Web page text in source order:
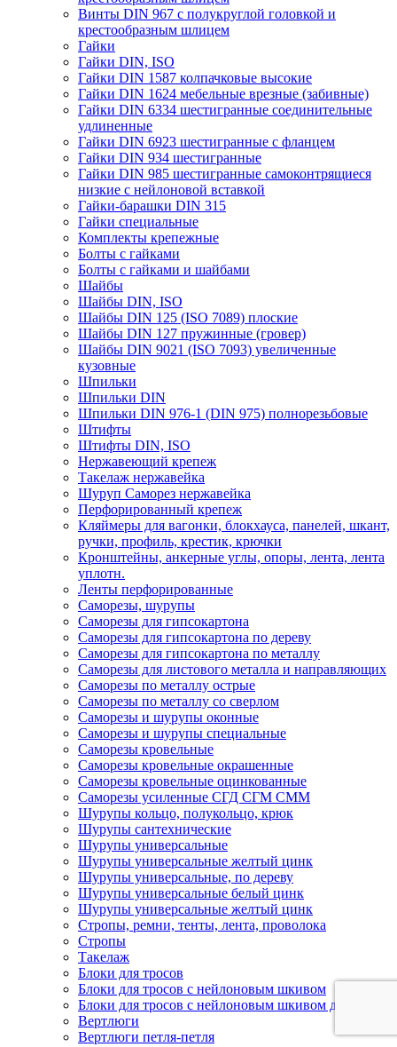
Винты DIN 967 с полукруглой головкой и
крестообразным шлицем
Гайки
Гайки DIN, ISO
Гайки DIN 1587 колпачковые высокие
Гайки DIN 1624 мебельные врезные (забивные)
Гайки DIN 6334 шестигранные соединительные
удлиненные
Гайки DIN 6923 шестигранные с фланцем
Гайки DIN 934 шестигранные
Гайки DIN 985 шестигранные самоконтрящиеся
низкие с нейлоновой вставкой
Гайки-барашки DIN 315
Гайки специальные
Комплекты крепежные
Болты с гайками
Болты с гайками и шайбами
Шайбы
Шайбы DIN, ISO
Шайбы DIN 125 (ISO 7089) плоские
Шайбы DIN 127 пружинные (гровер)
Шайбы DIN 9021 (ISO 7093) увеличенные
кузовные
Шпильки
Шпильки DIN
Шпильки DIN 976-1 (DIN 975) полнорезьбовые
Штифты
Штифты DIN, ISO
Нержавеющий крепеж
Такелаж нержавейка
Шуруп Саморез нержавейка
Перфорированный крепеж
Кляймеры для вагонки, блокхауса, панелей, шкант,
ручки, профиль, крестик, крючки
Кронштейны, анкерные углы, опоры, лента, лента
уплотн.
Ленты перфорированные
Саморезы, шурупы
Саморезы для гипсокартона
Саморезы для гипсокартона по дереву
Саморезы для гипсокартона по металлу
Саморезы для листового металла и направляющих
Саморезы по металлу острые
Саморезы по металлу со сверлом
Саморезы и шурупы оконные
Саморезы и шурупы специальные
Саморезы кровельные
Саморезы кровельные окрашенные
Саморезы кровельные оцинкованные
Саморезы усиленные СГД СГМ СММ
Шурупы кольцо, полукольцо, крюк
Шурупы сантехнические
Шурупы универсальные
Шурупы универсальные желтый цинк
Шурупы универсальные, по дереву
Шурупы универсальные белый цинк
Шурупы универсальные желтый цинк
Стропы, ремни, тенты, лента, проволока
Стропы
Такелаж
Блоки для тросов
Блоки для тросов с нейлоновым шкивом
Блоки для тросов с нейлоновым шкивом двойные
Вертлюги
Вертлюги петля-петля